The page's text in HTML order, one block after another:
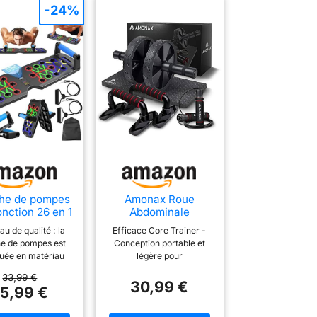
de pompes
26 en 1
usage
de fitness,
poitrine,
exercices
pour
de qualité : la
de pompes est
en matériau
de haute
et de bonne
33,99 €
€
-24%
Amonax Roue
Abdominale
Convertible 3 en 1
pour Abdos et
Musculation Maison
Efficace Core Trainer -
Conception portable et
légère pour
abdominaux dans le
gymnase ou simplement à
30,99 €